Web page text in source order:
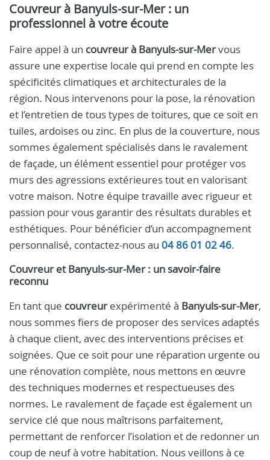
Couvreur à Banyuls-sur-Mer : un
professionnel à votre écoute
Faire appel à un couvreur à Banyuls-sur-Mervous
assure une expertise locale qui prend en compte les
spécificités climatiques et architecturales de la
région. Nous intervenons pour la pose, la rénovation
et l’entretien de tous types de toitures, que ce soit en
tuiles, ardoises ou zinc. En plus de la couverture, nous
sommes également spécialisés dans le ravalement
de façade, un élément essentiel pour protéger vos
murs des agressions extérieures tout en valorisant
votre maison. Notre équipe travaille avec rigueur et
passion pour vous garantir des résultats durables et
esthétiques. Pour bénéficier d’un accompagnement
personnalisé, contactez-nous au 04 86 01 02 46.
Couvreur et Banyuls-sur-Mer : un savoir-faire
reconnu
En tant que couvreurexpérimenté à Banyuls-sur-Mer,
nous sommes fiers de proposer des services adaptés
à chaque client, avec des interventions précises et
soignées. Que ce soit pour une réparation urgente ou
une rénovation complète, nous mettons en œuvre
des techniques modernes et respectueuses des
normes. Le ravalement de façade est également un
service clé que nous maîtrisons parfaitement,
permettant de renforcer l’isolation et de redonner un
coup de neuf à votre habitation. Nous veillons à ce